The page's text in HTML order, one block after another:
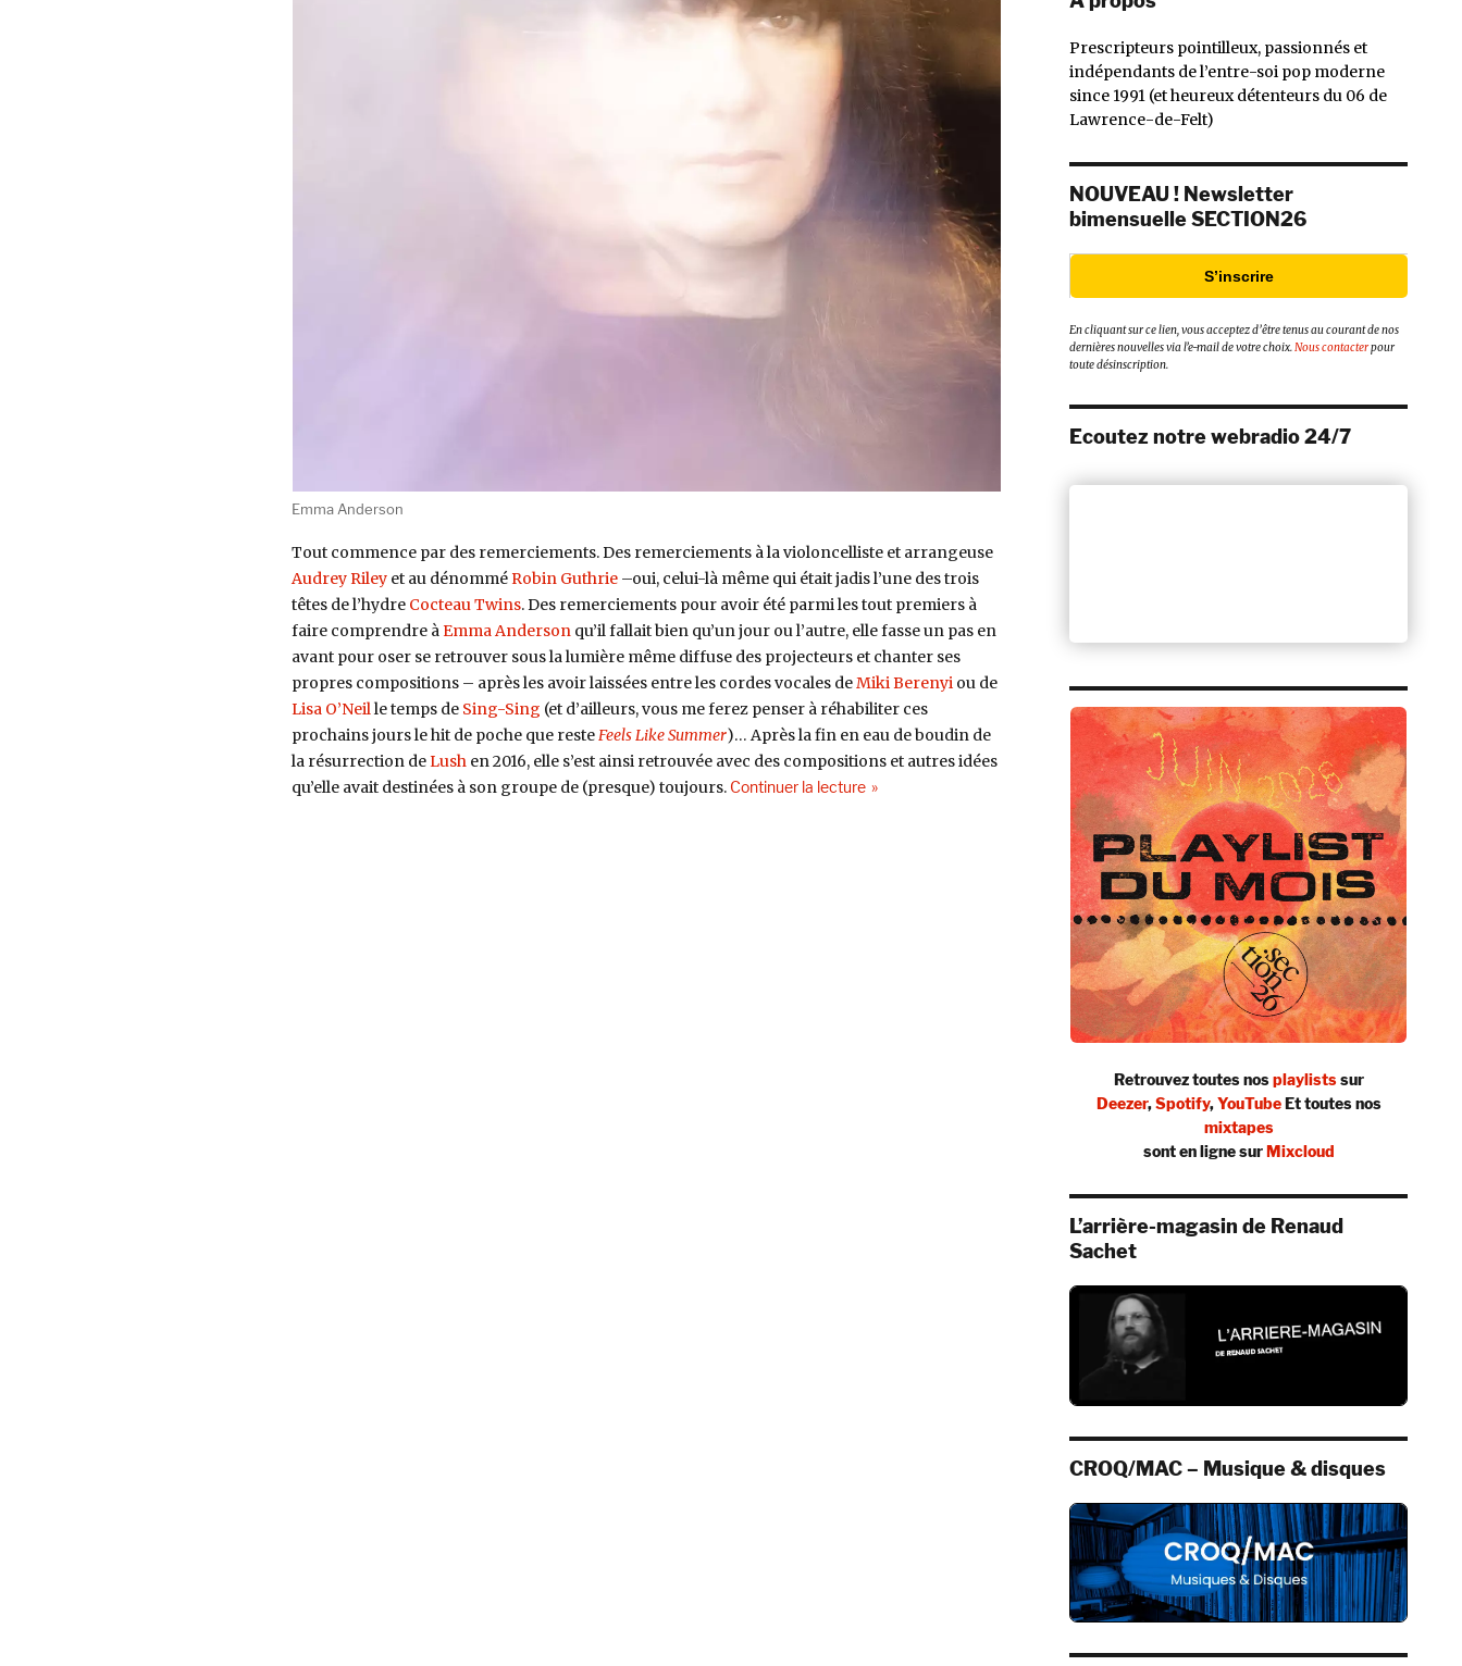
Emma Anderson
Tout commence par des remerciements. Des remerciements à la violoncelliste et arrangeuse
Audrey Rileyet au dénomméRobin Guthrie–oui, celui-là même qui était jadis l’une des trois
têtes de l’hydre Cocteau Twins. Des remerciements pour avoir été parmi les tout premiers à
faire comprendre àEmma Andersonqu’il fallait bien qu’un jour ou l’autre, elle fasse un pas en
avant pour oser se retrouver sous la lumière même diffuse des projecteurs et chanter ses
propres compositions – après les avoir laissées entre les cordes vocales deMiki Berenyiou de
Lisa O’Neille temps de Sing-Sing (et d’ailleurs, vous me ferez penser à réhabiliter ces
prochains jours le hit de poche que resteFeels Like Summer)… Après la fin en eau de boudin de
la résurrection deLushen 2016, elle s’est ainsi retrouvée avec des compositions et autres idées
qu’elle avait destinées à son groupe de (presque) toujours. Continuer la lecturede « Selectorama : Emma Anderson »
Prescripteurs pointilleux, passionnés et
indépendants de l’entre-soi pop moderne
since 1991 (et heureux détenteurs du 06 de
Lawrence-de-Felt)
NOUVEAU ! Newsletter
bimensuelle SECTION26
S’inscrire
En cliquant sur ce lien, vous acceptez d’être tenus au courant de nos
dernières nouvelles via l’e-mail de votre choix.Nous contacterpour
toute désinscription.
Ecoutez notre webradio 24/7
Retrouvez toutes nosplaylistssur
Deezer,Spotify,YouTubeEt toutes nos
mixtapes
sont en ligne surMixcloud
L’arrière-magasin de Renaud
Sachet
CROQ/MAC – Musique & disques